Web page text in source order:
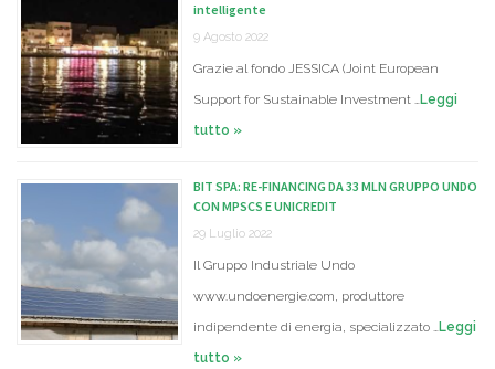
intelligente
9 Agosto 2022
Grazie al fondo JESSICA (Joint European
Support for Sustainable Investment …Leggi
tutto »
BIT SPA: RE-FINANCING DA 33 MLN GRUPPO UNDO
CON MPSCS E UNICREDIT
29 Luglio 2022
Il Gruppo Industriale Undo
www.undoenergie.com, produttore
indipendente di energia, specializzato …Leggi
tutto »